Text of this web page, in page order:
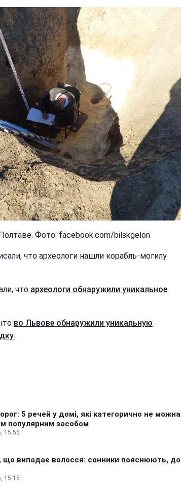
Фото: facebook.com/bilskgelon
что археологи нашли корабль-могилу
что археологи обнаружили уникальное
во Львове обнаружили уникальную
5 речей у домі, які категорично не можна
популярним засобом
15:55
що випадає волосся: сонники пояснюють, до
15:15